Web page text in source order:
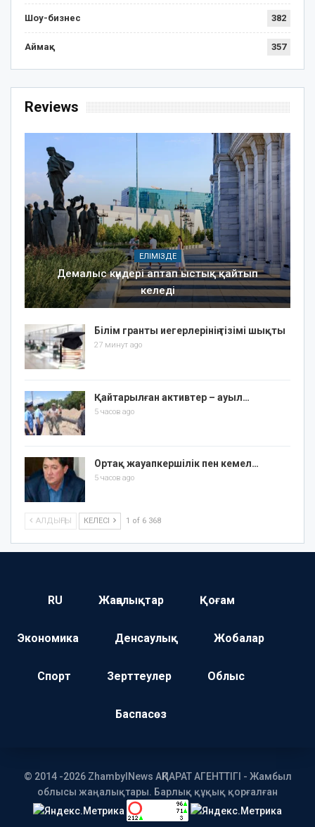
Шоу-бизнес 382
Аймақ 357
Reviews
ЕЛІМІЗДЕ
Демалыс күндері аптап ыстық қайтып
келеді
Білім гранты иегерлерінің тізімі шықты
27 минут ago
Қайтарылған активтер – ауыл…
5 часов ago
Ортақ жауапкершілік пен кемел…
5 часов ago
АЛДЫҢҒЫ КЕЛЕСІ 1 of 6 368
RU Жаңалықтар Қоғам
Экономика Денсаулық Жобалар
Спорт Зерттеулер Облыс
Баспасөз
© 2014 -2026 ZhambylNews АҚПАРАТ АГЕНТТІГІ - Жамбыл
облысы жаңалықтары. Барлық құқық қорғалған